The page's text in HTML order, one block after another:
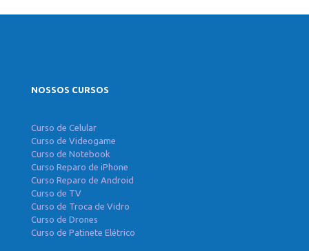
NOSSOS CURSOS
Curso de Celular
Curso de Videogame
Curso de Notebook
Curso Reparo de iPhone
Curso Reparo de Android
Curso de TV
Curso de Troca de Vidro
Curso de Drones
Curso de Patinete Elétrico